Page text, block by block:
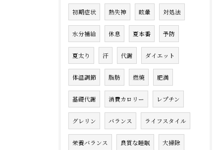
初期症状 熱失神 眩暈 対処法
水分補給 休息 夏本番 予防
夏太り 汗 代謝 ダイエット
体温調節 脂肪 燃焼 肥満
基礎代謝 消費カロリー レプチン
グレリン バランス ライフスタイル
栄養バランス 良質な睡眠 大掃除